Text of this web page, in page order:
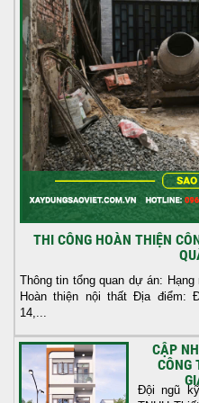
THI CÔNG HOÀN THIỆN
Thông tin tổng quan dự án:
Hoàn thiện nội thất Địa điểm:
14,...
CẬP
CÔNG
Đội ngũ